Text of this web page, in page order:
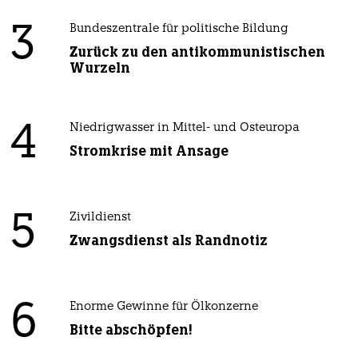
3 Bundeszentrale für politische Bildung
Zurück zu den antikommunistischen
Wurzeln
4 Niedrigwasser in Mittel- und Osteuropa
Stromkrise mit Ansage
5 Zivildienst
Zwangsdienst als Randnotiz
6 Enorme Gewinne für Ölkonzerne
Bitte abschöpfen!